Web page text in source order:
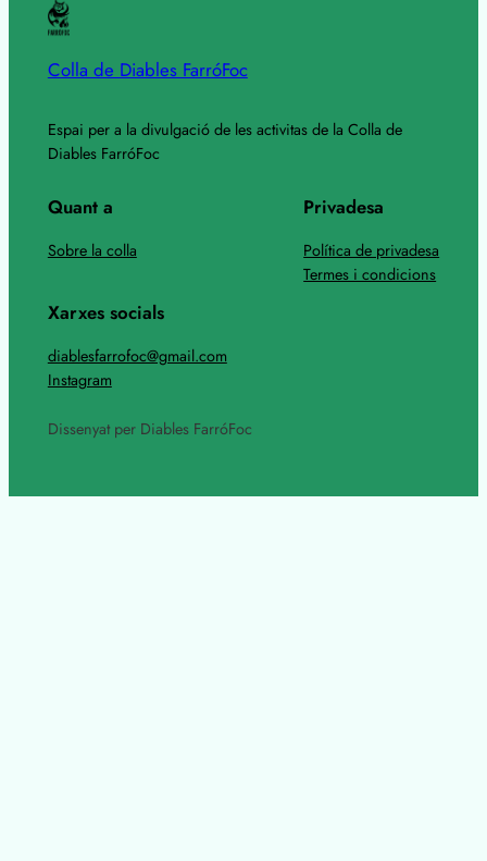
Colla de Diables FarróFoc
Espai per a la divulgació de les activitas de la Colla de
Diables FarróFoc
Quant a
Sobre la colla
Privadesa
Política de privadesa
Termes i condicions
Xarxes socials
diablesfarrofoc@gmail.com
Instagram
Dissenyat per Diables FarróFoc